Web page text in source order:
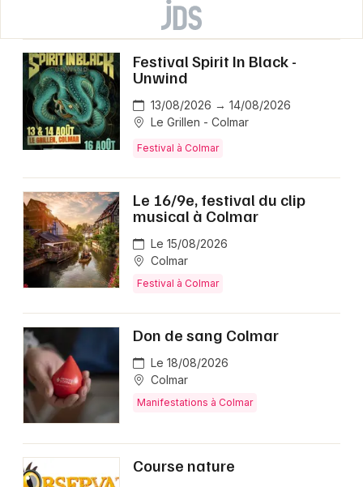
Festival Spirit In Black -
Unwind
13/08/2026 → 14/08/2026
Le Grillen - Colmar
Festival à Colmar
Le 16/9e, festival du clip
musical à Colmar
Le 15/08/2026
Colmar
Festival à Colmar
Don de sang Colmar
Le 18/08/2026
Colmar
Manifestations à Colmar
Course nature